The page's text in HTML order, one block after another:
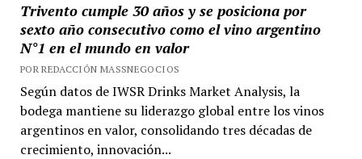
Trivento cumple 30 años y se posiciona por
sexto año consecutivo como el vino argentino
N°1 en el mundo en valor
POR REDACCIÓN MASSNEGOCIOS
Según datos de IWSR Drinks Market Analysis, la
bodega mantiene su liderazgo global entre los vinos
argentinos en valor, consolidando tres décadas de
crecimiento, innovación...